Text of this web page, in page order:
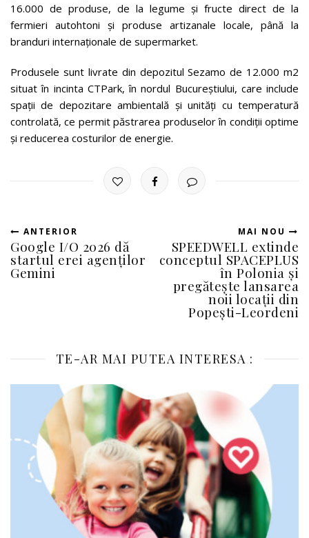
16.000 de produse, de la legume și fructe direct de la
fermieri autohtoni și produse artizanale locale, până la
branduri internaționale de supermarket.
Produsele sunt livrate din depozitul Sezamo de 12.000 m2
situat în incinta CTPark, în nordul Bucureștiului, care include
spații de depozitare ambientală și unități cu temperatură
controlată, ce permit păstrarea produselor în condiții optime
și reducerea costurilor de energie.
ANTERIOR
Google I/O 2026 dă
startul erei agenților
Gemini
MAI NOU
SPEEDWELL extinde
conceptul SPACEPLUS
în Polonia și
pregătește lansarea
noii locații din
Popești-Leordeni
TE-AR MAI PUTEA INTERESA :